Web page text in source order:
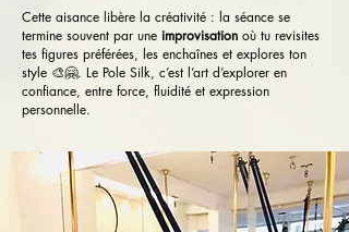
Cette aisance libère la créativité : la séance se
termine souvent par une improvisation où tu revisites
tes figures préférées, les enchaînes et explores ton
style 🎨🤗. Le Pole Silk, c’est l’art d’explorer en
confiance, entre force, fluidité et expression
personnelle.